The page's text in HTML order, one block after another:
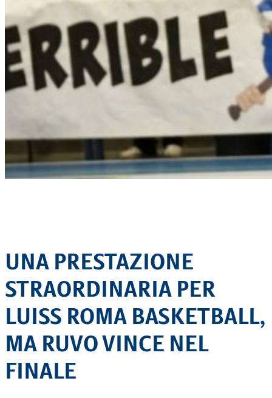
UNA PRESTAZIONE
STRAORDINARIA PER
LUISS ROMA BASKETBALL,
MA RUVO VINCE NEL
FINALE